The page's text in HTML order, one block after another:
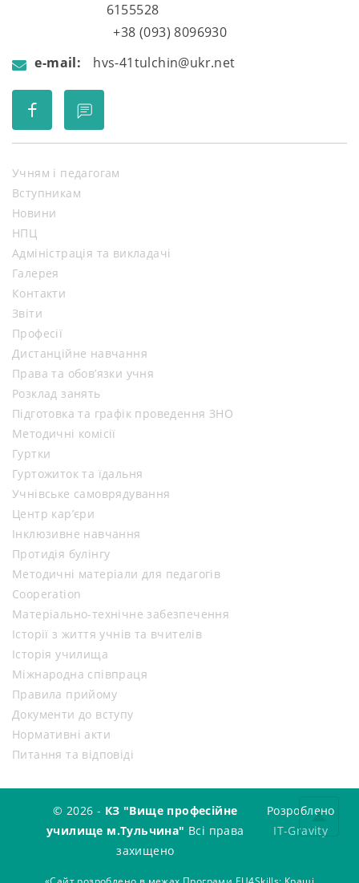
6155528
+38 (093) 8096930
e-mail:
hvs-41tulchin@ukr.net
Учням і педагогам
Вступникам
Новини
НПЦ
Адміністрація та викладачі
Галерея
Контакти
Звіти
Професії
Дистанційне навчання
Права та обов’язки учня
Розклад занять
Підготовка та графік проведення ЗНО
Методичні комісії
Гуртки
Гуртожиток та їдальня
Учнівське самоврядування
Центр кар’єри
Інклюзивне навчання
Протидія булінгу
Методичні матеріали для педагогів
Cooperation
Матеріально-технічне забезпечення
Історії з життя учнів та вчителів
Історія училища
Міжнародна співпраця
Правила прийому
Документи до вступу
Нормативні акти
Питання та відповіді
© 2026 - КЗ "Вище професійне
училище м.Тульчина" Всі права
захищено
Розроблено
IT-Gravity